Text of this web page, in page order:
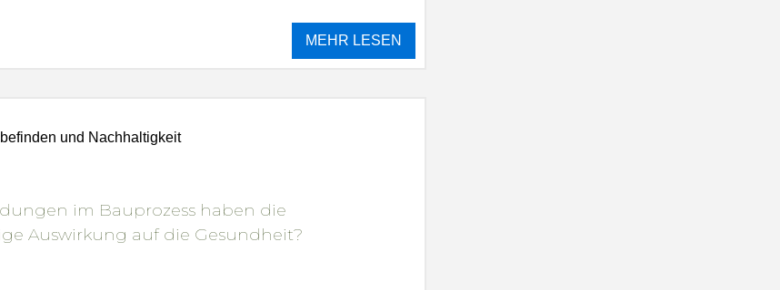
MEHR LESEN
und Nachhaltigkeit
im Bauprozess haben die
Auswirkung auf die Gesundheit?